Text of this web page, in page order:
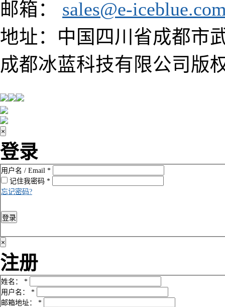
邮箱： sales@e-
地址：中国四川省成都市
成都冰蓝科技有限公司版
×
登录
用户名 / Email *
密码 *
记住我
忘记密码?
登录
×
注册
姓名：
*
用户名：
*
邮箱地址：
*